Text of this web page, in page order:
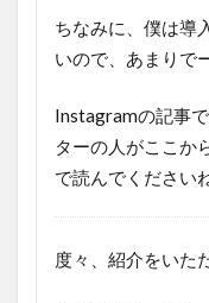
ちなみに、僕は導
いので、あまりで
Instagramの記事
ターの人がここか
で読んでくださいね
度々、紹介をいた